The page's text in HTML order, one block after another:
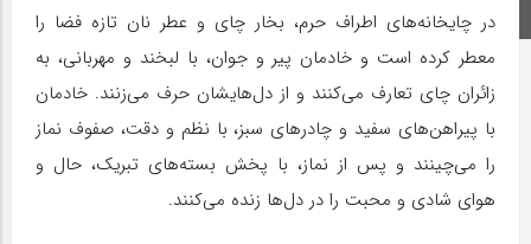
اینستاگرام
در چایخانه‌های اطراف حرم، بخار چای و عطر نان تازه فضا را
معطر کرده است و خادمان پیر و جوان، با لبخند و مهربانی، به
زائران چای تعارف می‌کنند و از دل‌هایشان حرف می‌زنند. خادمان
با پیراهن‌های سفید و چادرهای سبز، با نظم و دقت، صفوف نماز
را می‌چینند و پس از نماز، با پخش بسته‌های تبریک، حال و
هوای شادی و محبت را در دل‌ها زنده می‌کنند.